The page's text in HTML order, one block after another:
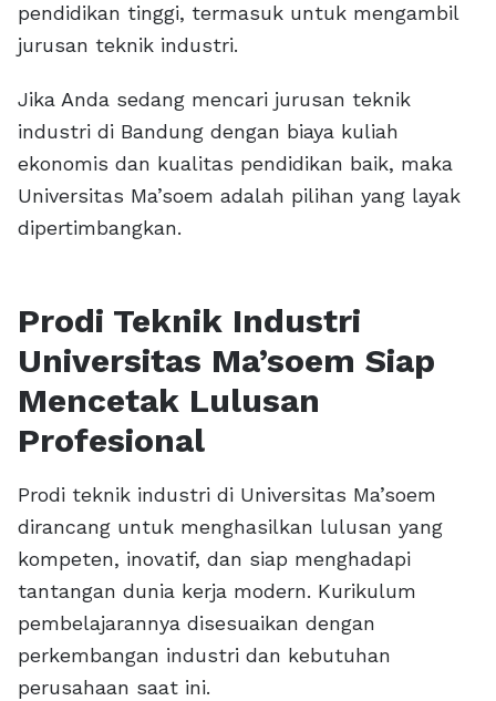
pendidikan tinggi, termasuk untuk mengambil
jurusan teknik industri.
Jika Anda sedang mencari jurusan teknik
industri di Bandung dengan biaya kuliah
ekonomis dan kualitas pendidikan baik, maka
Universitas Ma’soem adalah pilihan yang layak
dipertimbangkan.
Prodi Teknik Industri
Universitas Ma’soem Siap
Mencetak Lulusan
Profesional
Prodi teknik industri di Universitas Ma’soem
dirancang untuk menghasilkan lulusan yang
kompeten, inovatif, dan siap menghadapi
tantangan dunia kerja modern. Kurikulum
pembelajarannya disesuaikan dengan
perkembangan industri dan kebutuhan
perusahaan saat ini.